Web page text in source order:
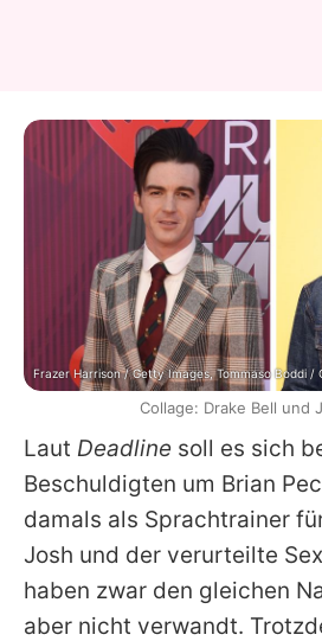
Laut Deadline soll es sich
Beschuldigten um Brian
damals als Sprachtrainer
Josh und der verurteilte
haben zwar den gleichen
aber nicht verwandt.
Frazer Harrison / Getty Images, Tommaso Boddi /
Collage: Drake Bell und